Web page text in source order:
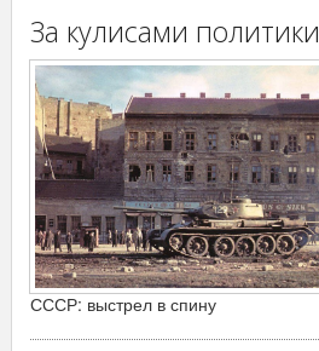
За кулисами политики
СССР: выстрел в спину